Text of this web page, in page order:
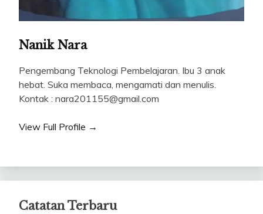
Nanik Nara
Pengembang Teknologi Pembelajaran. Ibu 3 anak
hebat. Suka membaca, mengamati dan menulis.
Kontak : nara201155@gmail.com
View Full Profile →
Catatan Terbaru